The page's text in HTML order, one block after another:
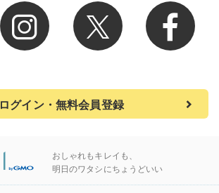
ログイン・無料会員登録
おしゃれもキレイも、
明日のワタシにちょうどいい